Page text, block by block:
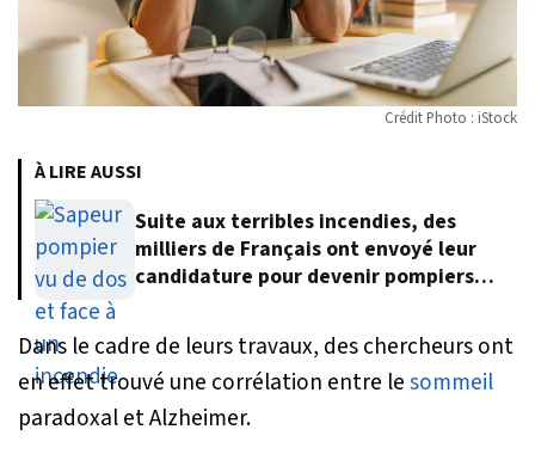
Crédit Photo : iStock
À LIRE AUSSI
Suite aux terribles incendies, des
milliers de Français ont envoyé leur
candidature pour devenir pompiers
Dans le cadre de leurs travaux, des chercheurs ont
en effet trouvé une corrélation entre lesommeil
paradoxal et Alzheimer.